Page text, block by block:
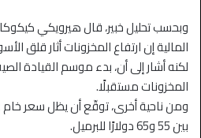
وبحسب تحليل خبير، قال هيرويكي
المالية إن ارتفاع المخزونات أثار قلق
لكنه أشار إلى أن، بدء موسم القيادة
المخزونات مستقبلًا.
ومن ناحية أخرى، توقّع أن يظل سعر
بين 55 و65 دولارًا للبرميل.